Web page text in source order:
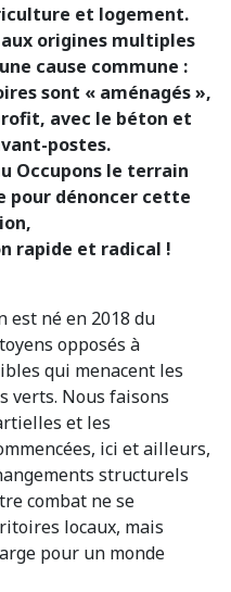
et logement.
origines multiples
cause commune :
sont « aménagés »,
avec le béton et
postes.
Occupons le terrain
pour dénoncer cette
rapide et radical !
est né en 2018 du
opposés à
qui menacent les
verts. Nous faisons
et les
ici et ailleurs,
structurels
combat ne se
locaux, mais
pour un monde